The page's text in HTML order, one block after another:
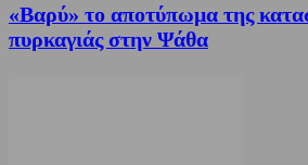
«Βαρύ» το αποτύπωμα της
πυρκαγιάς στην Ψάθα